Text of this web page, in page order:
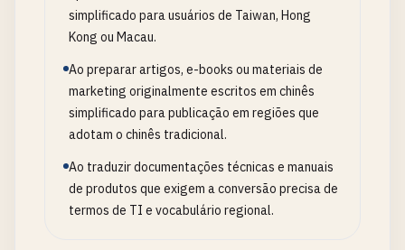
simplificado para usuários de Taiwan, Hong
Kong ou Macau.
Ao preparar artigos, e-books ou materiais de
marketing originalmente escritos em chinês
simplificado para publicação em regiões que
adotam o chinês tradicional.
Ao traduzir documentações técnicas e manuais
de produtos que exigem a conversão precisa de
termos de TI e vocabulário regional.